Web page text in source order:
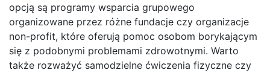
opcją są programy wsparcia grupowego
organizowane przez różne fundacje czy organizacje
non-profit, które oferują pomoc osobom borykającym
się z podobnymi problemami zdrowotnymi. Warto
także rozważyć samodzielne ćwiczenia fizyczne czy